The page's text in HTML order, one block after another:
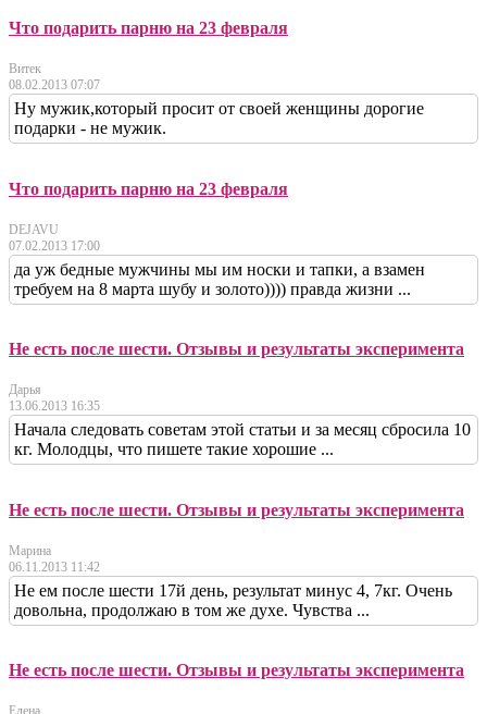
Что подарить парню на 23 февраля
Витек
08.02.2013 07:07
Ну мужик,который просит от своей женщины дорогие
подарки - не мужик.
Что подарить парню на 23 февраля
DEJAVU
07.02.2013 17:00
да уж бедные мужчины мы им носки и тапки, а взамен
требуем на 8 марта шубу и золото)))) правда жизни ...
Не есть после шести. Отзывы и результаты эксперимента
Дарья
13.06.2013 16:35
Начала следовать советам этой статьи и за месяц сбросила 10
кг. Молодцы, что пишете такие хорошие ...
Не есть после шести. Отзывы и результаты эксперимента
Марина
06.11.2013 11:42
Не ем после шести 17й день, результат минус 4, 7кг. Очень
довольна, продолжаю в том же духе. Чувства ...
Не есть после шести. Отзывы и результаты эксперимента